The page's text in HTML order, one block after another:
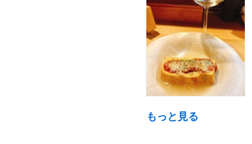
もっと見る